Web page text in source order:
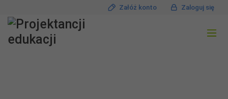
Załóż konto Zaloguj się